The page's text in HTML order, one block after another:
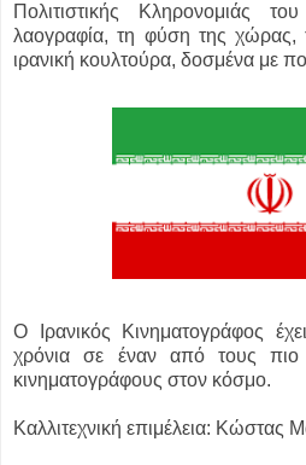
Πολιτιστικής Κληρονομιάς
λαογραφία, τη φύση της χώρας,
ιρανική κουλτούρα, δοσμένα με
Ο Ιρανικός Κινηματογράφος
χρόνια σε έναν από τους πιο
κινηματογράφους στον κόσμο.
Καλλιτεχνική επιμέλεια: Κώστας